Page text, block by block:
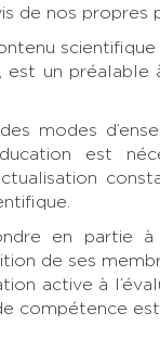
de nos propres
est un
modes
est
en partie
de ses
active à
compétence